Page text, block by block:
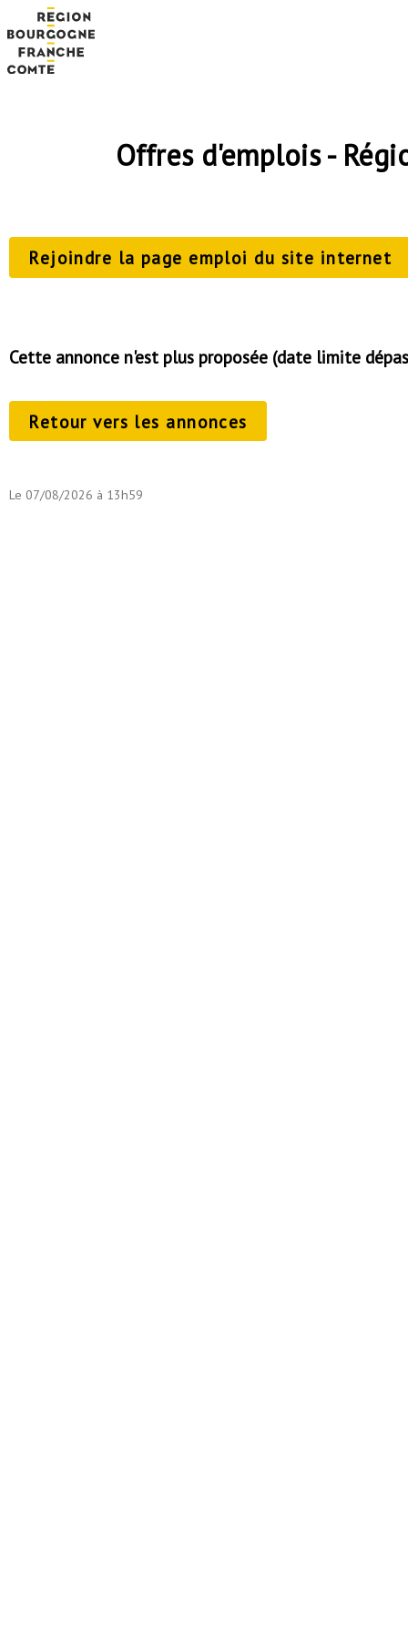
Offres d'emplois -
Rejoindre la page emploi du site internet
Cette annonce n'est plus proposée (date limite
Retour vers les annonces
Le 07/08/2026 à 13h59